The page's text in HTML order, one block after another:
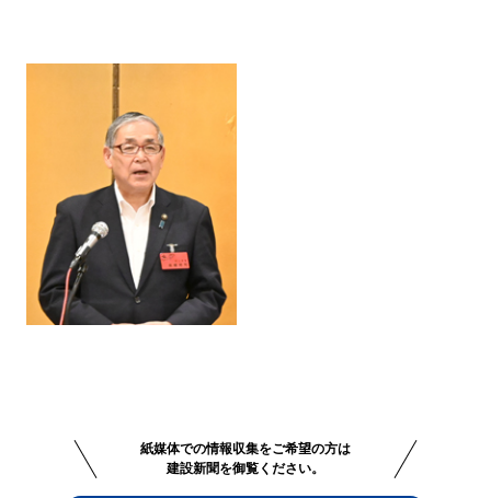
紙媒体での情報収集をご希望の方は
建設新聞を御覧ください。